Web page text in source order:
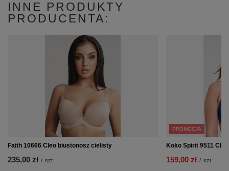
INNE PRODUKTY
PRODUCENTA:
Faith 10666 Cleo biustonosz cielisty
235,00 zł / szt.
PROMOCJA
Koko Spirit 9511
159,00 zł / szt.